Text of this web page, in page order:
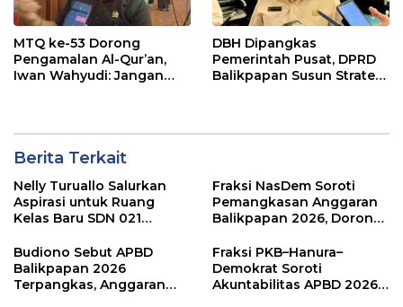
MTQ ke-53 Dorong
Pengamalan Al-Qur’an,
Iwan Wahyudi: Jangan
DBH Dipangkas
Pemerintah Pusat, DPRD
Balikpapan Susun Strategi
Berita Terkait
Nelly Turuallo Salurkan
Aspirasi untuk Ruang
Kelas Baru SDN 021
Fraksi NasDem Soroti
Pemangkasan Anggaran
Balikpapan 2026, Dorong
Publik
Budiono Sebut APBD
Balikpapan 2026
Terpangkas, Anggaran
Fraksi PKB–Hanura–
Demokrat Soroti
Akuntabilitas APBD 2026